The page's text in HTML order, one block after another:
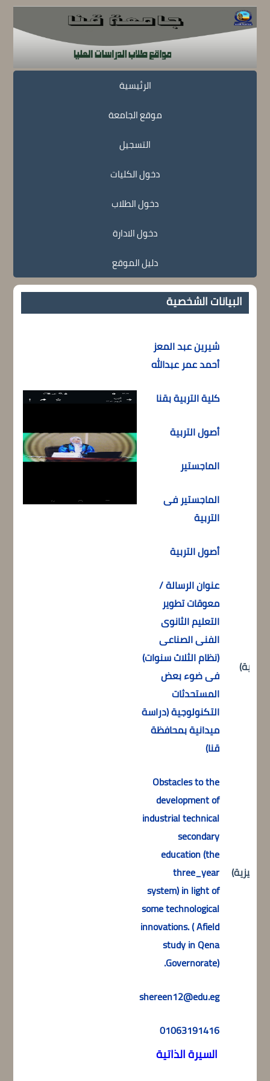
الرئيسية
موقع الجامعة
التسجيل
دخول الكليات
دخول الطلاب
دخول الادارة
دليل الموقع
البيانات الشخصية
شيرين عبد المعز
أحمد عمر عبدالله
كلية التربية بقنا
أصول التربية
الماجستير
الماجستير فى
التربية
أصول التربية
عنوان الرسالة /
معوقات تطوير
التعليم الثانوى
الفنى الصناعى
(نظام الثلاث سنوات)
فى ضوء بعض
المستحدثات
التكنولوجية (دراسة
ميدانية بمحافظة
قنا)
Obstacles to the
development of
industrial technical
secondary
education (the
three_year
system) in light of
some technological
innovations. ( Afield
study in Qena
Governorate).
shereen12@edu.eg
01063191416
السيرة الذاتية